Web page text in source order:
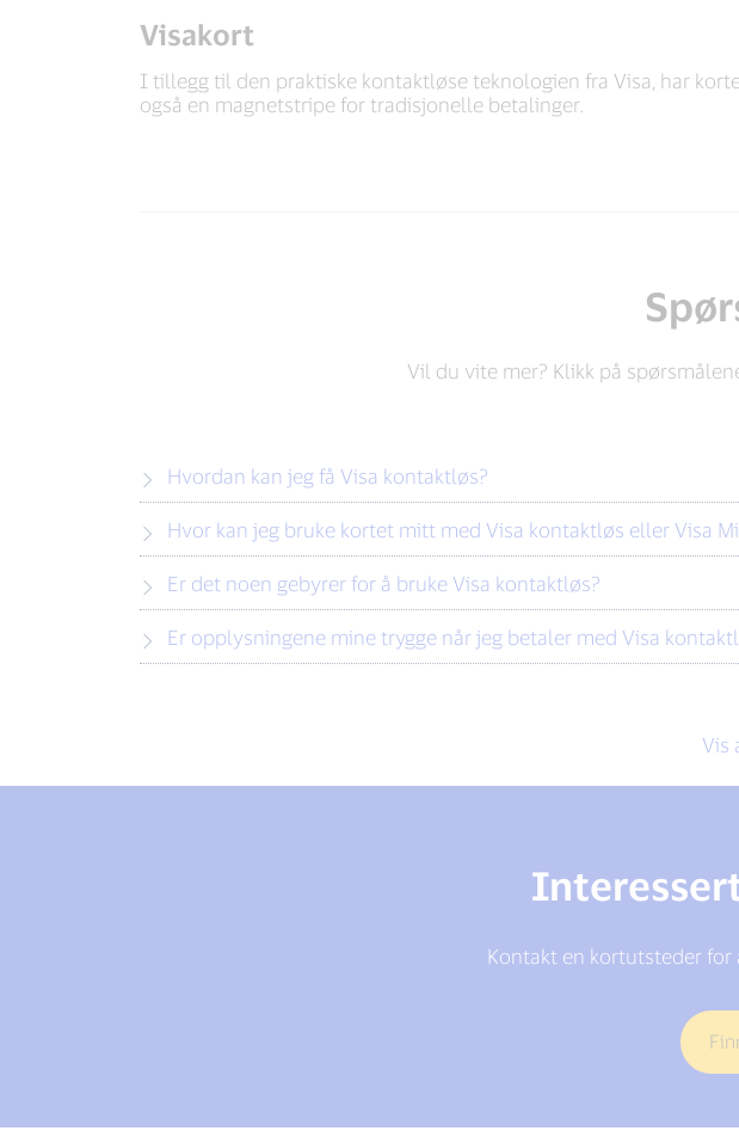
Visakort
I tillegg til den praktiske kontaktløse teknologien fra Visa, har
også en magnetstripe for tradisjonelle betalinger.
Vil du vite mer? Klikk på
Hvordan kan jeg få Visa kontaktløs?
Hvor kan jeg bruke kortet mitt med Visa kontaktløs eller Visa
Er det noen gebyrer for å bruke Visa kontaktløs?
Er opplysningene mine trygge når jeg betaler med Visa
Vis
Kontakt en kortutsteder for